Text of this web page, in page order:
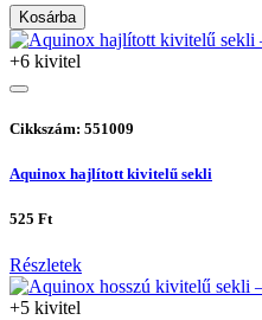
Kosárba
+6 kivitel
Cikkszám: 551009
Aquinox hajlított kivitelű sekli
525 Ft
Részletek
+5 kivitel